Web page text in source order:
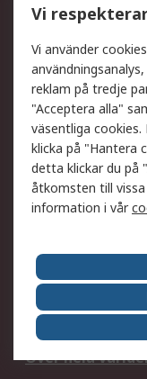
DesignSpark
Ditt lokala
Support
Få hjälp
Leverans
Begär en
Om RS
Det juridiska
Jobba hos RS
Över hela
Vi
Vi använder
reklam på tredje
"Acceptera alla"
väsentliga
klicka på "Hantera
detta klickar du på
åtkomsten till
information i vår